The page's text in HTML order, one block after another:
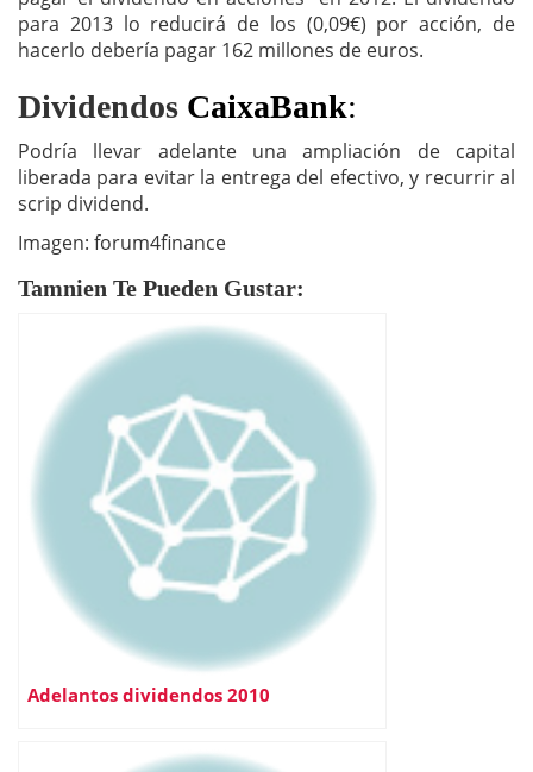
para 2013 lo reducirá de los (0,09€) por acción, de
hacerlo debería pagar 162 millones de euros.
Dividendos CaixaBank:
Podría llevar adelante una ampliación de capital
liberada para evitar la entrega del efectivo, y recurrir al
scrip dividend.
Imagen: forum4finance
Tamnien Te Pueden Gustar:
Adelantos dividendos 2010